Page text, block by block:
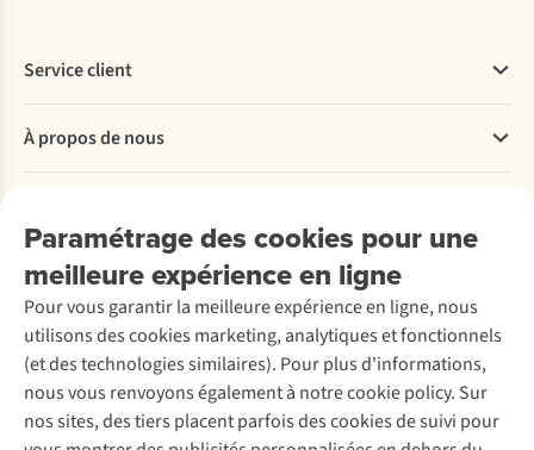
Paramétrage des cookies pour une
meilleure expérience en ligne
Pour vous garantir la meilleure expérience en ligne, nous
utilisons des cookies marketing, analytiques et fonctionnels
(et des technologies similaires). Pour plus d'informations,
nous vous renvoyons également à notre cookie policy. Sur
nos sites, des tiers placent parfois des cookies de suivi pour
Service client
Commander
Payer
Retourner
Rétractation d'une commande
Entretien & réparations
Garantie
Contactez-nous
À propos de nous
Entreprise responsable
À propos d’Ayacucho
Nos magasins
À propos d’A.S.Adventure
Déclaration d'accessibilité
Location / Location sports d’hiver
Seconde-main
Entretien de ski
Service de lavage
Entretien de chaussures
Réparation de chaussures
Réparation de vêtements
Découvrez
A.S.Magazine
Explore Camp
Expertise & conseils
Abonnez-vous à la newsletter